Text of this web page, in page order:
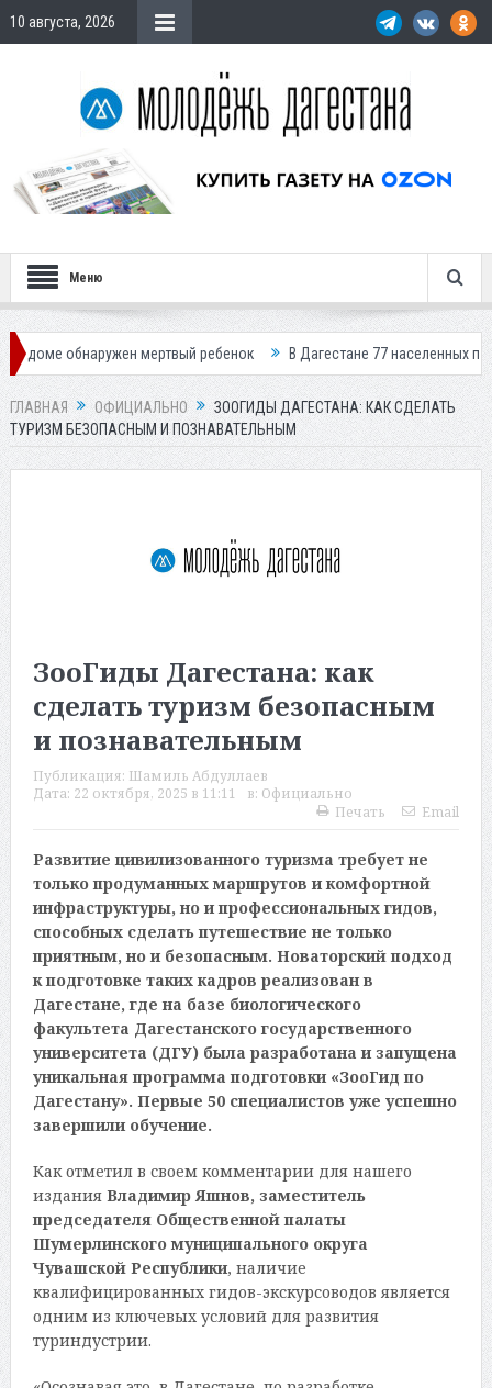
10 августа, 2026
Меню
мертвый ребенок В Дагестане 77 населенных пунктов
ГЛАВНАЯ ОФИЦИАЛЬНО
ЗООГИДЫ ДАГЕСТАНА: КАК СДЕЛАТЬ
ТУРИЗМ БЕЗОПАСНЫМ И ПОЗНАВАТЕЛЬНЫМ
ЗооГиды Дагестана: как
сделать туризм безопасным
и познавательным
Публикация: Шамиль Абдуллаев
Дата: 22 октября, 2025 в 11:11 в: Официально
Печать
Email
Развитие цивилизованного туризма требует не
только продуманных маршрутов и комфортной
инфраструктуры, но и профессиональных гидов,
способных сделать путешествие не только
приятным, но и безопасным. Новаторский подход
к подготовке таких кадров реализован в
Дагестане, где на базе биологического
факультета Дагестанского государственного
университета (ДГУ) была разработана и запущена
уникальная программа подготовки «ЗооГид по
Дагестану». Первые 50 специалистов уже успешно
завершили обучение.
Как отметил в своем комментарии для нашего
издания Владимир Яшнов, заместитель
председателя Общественной палаты
Шумерлинского муниципального округа
Чувашской Республики, наличие
квалифицированных гидов-экскурсоводов является
одним из ключевых условий для развития
туриндустрии.